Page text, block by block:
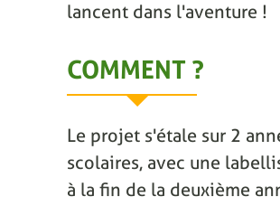
lancent dans l'aventure !
COMMENT ?
Le projet s'étale sur 2
scolaires, avec une
à la fin de la deuxième